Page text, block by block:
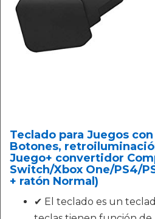
Teclado para Juegos
Botones,
Juego+ convertidor
Switch/Xbox One/PS4/
+ ratón Normal)
✔ El teclado es un